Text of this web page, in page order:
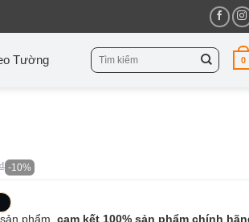
Tường
Tìm
kiếm:
0
-10%
phẩm, cam kết 100% sản phẩm chính